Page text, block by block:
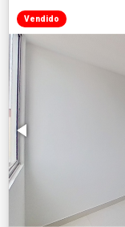
Vendido